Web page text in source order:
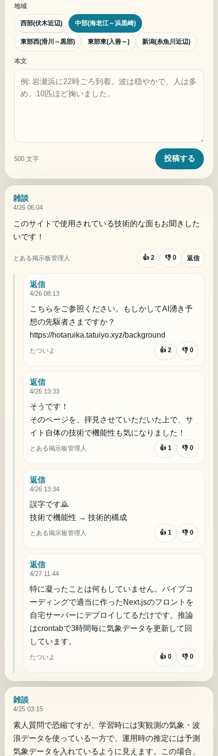
地域
西部(伏木近辺) 中部(海老江～浜黒崎)
東部西(滑川～黒部) 東部東(入善～) 新潟(糸魚川近辺)
本文
500 文字 投稿する
雑談
4/26 06:04
このサイトで使用されている技術的な面もお聞きした
いです！
とある掲示板管理人 👍 2 👎 0 返信
返信
4/26 08:13
こちらをご参照ください。もしかしてAI湧き予
想の先駆者さまですか？
https://hotaruika.tatuiyo.xyz/background
たついよ 👍 2 👎 0
返信
4/26 13:33
そうです！
そのページを、拝見させていただいた上で、サ
イト自体の技術で機能性も気になりました！
とある掲示板管理人 👍 1 👎 0
返信
4/26 13:34
誤字です🙇
技術で機能性 → 技術的構成
とある掲示板管理人 👍 1 👎 0
返信
4/27 11:44
特に凝ったことは何もしていません。バイブコ
ーディングで適当に作ったNext.jsのフロントを
自宅サーバーにデプロイしてるだけです。推論
はcrontabで3時間毎に気象データを更新して回
しています。
たついよ 👍 0 👎 0
雑談
4/25 03:15
素人質問で恐縮ですが、学習時には実観測の気象・波
浪データを使っている一方で、運用時の推定には予測
気象データを入れているように見えます。この場合、